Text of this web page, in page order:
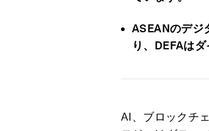
ASEANのデジ
り、DEFAは
AI、ブロックチ